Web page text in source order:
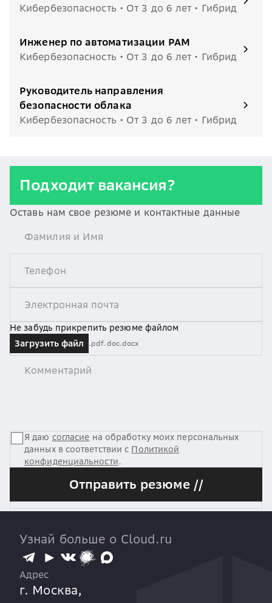
Кибербезопасность • От 3 до 6 лет • Гибрид
Инженер по автоматизации PAM
Кибербезопасность • От 3 до 6 лет • Гибрид
Руководитель направления
безопасности облака
Кибербезопасность • От 3 до 6 лет • Гибрид
Подходит вакансия?
Оставь нам свое резюме и контактные данные
Не забудь прикрепить резюме файлом
Загрузить файл
.pdf.doc.docx
Я даю согласие на обработку моих персональных
данных в соответствии с Политикой
конфиденциальности.
Отправить резюме //
Узнай больше о Cloud.ru
Адрес
г. Москва,